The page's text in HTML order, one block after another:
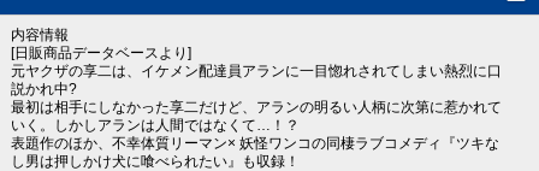
内容情報
[日販商品データベースより]
元ヤクザの享二は、イケメン配達員アランに一目惚れされてしまい熱烈に口
説かれ中?
最初は相手にしなかった享二だけど、アランの明るい人柄に次第に惹かれて
いく。しかしアランは人間ではなくて…！？
表題作のほか、不幸体質リーマン× 妖怪ワンコの同棲ラブコメディ『ツキな
し男は押しかけ犬に喰べられたい』も収録！